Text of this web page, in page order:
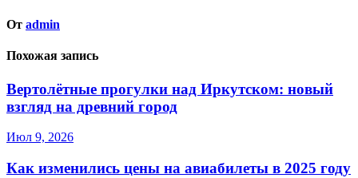
От admin
Похожая запись
Вертолётные прогулки над Иркутском: новый
взгляд на древний город
Июл 9, 2026
Как изменились цены на авиабилеты в 2025 году